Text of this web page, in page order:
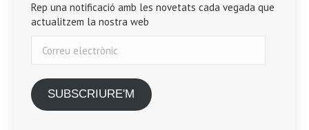
Rep una notificació amb les novetats cada vegada que
actualitzem la nostra web
electrònic
SUBSCRIURE'M